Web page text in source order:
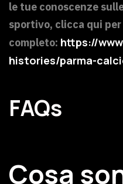
le tue conoscenze
sportivo, clicca qui
completo: https://
histories/parma-
FAQs
Cosa